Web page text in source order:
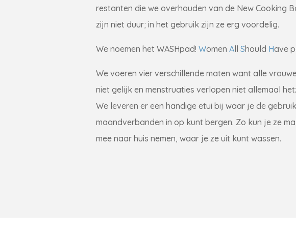
restanten die we overhouden van de New Cooking
zijn niet duur; in het gebruik zijn ze erg voordelig.
We noemen het WASHpad!WomenAllShould Have
We voeren vier verschillende maten want alle
niet gelijk en menstruaties verlopen niet allemaal
We leveren er een handige etui bij waar je de
maandverbanden in op kunt bergen. Zo kun je ze
mee naar huis nemen, waar je ze uit kunt wassen.